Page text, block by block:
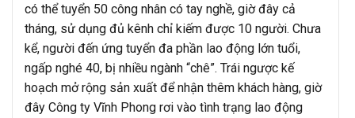
có thể tuyển 50 công nhân có tay nghề, giờ đây cả
tháng, sử dụng đủ kênh chỉ kiếm được 10 người. Chưa
kể, người đến ứng tuyển đa phần lao động lớn tuổi,
ngấp nghé 40, bị nhiều ngành “chê”. Trái ngược kế
hoạch mở rộng sản xuất để nhận thêm khách hàng, giờ
đây Công ty Vĩnh Phong rơi vào tình trạng lao động